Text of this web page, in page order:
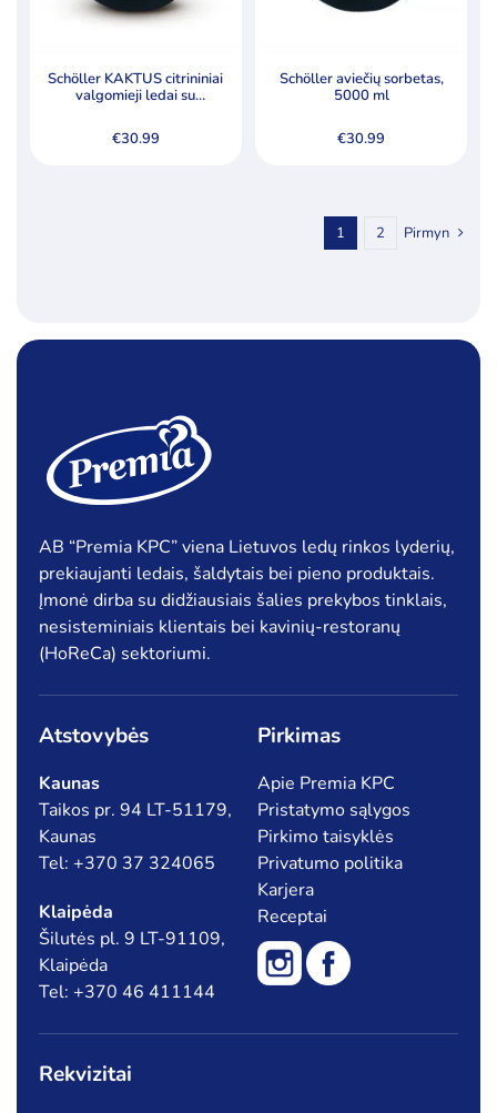
Schöller KAKTUS citrininiai
valgomieji ledai su
glaisto gabalėliais (5 %) ir
braškiniais valgomaisiais
€30.99
Schöller aviečių sorbetas,
5000 ml
€30.99
1 2 Pirmyn
AB “Premia KPC” viena Lietuvos ledų rinkos lyderių,
prekiaujanti ledais, šaldytais bei pieno produktais.
Įmonė dirba su didžiausiais šalies prekybos tinklais,
nesisteminiais klientais bei kavinių-restoranų
(HoReCa) sektoriumi.
Atstovybės
Kaunas
Taikos pr. 94 LT-51179,
Kaunas
Tel: +370 37 324065
Klaipėda
Šilutės pl. 9 LT-91109,
Klaipėda
Tel: +370 46 411144
Pirkimas
Apie Premia KPC
Pristatymo sąlygos
Pirkimo taisyklės
Privatumo politika
Karjera
Receptai
Rekvizitai